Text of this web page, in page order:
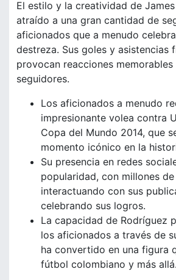
El estilo y la creatividad de
atraído a una gran cantidad de
aficionados que a menudo
destreza. Sus goles y asistencias
provocan reacciones memorables
seguidores.
Los aficionados a menudo
impresionante volea contra
Copa del Mundo 2014, que
momento icónico en la
Su presencia en redes
popularidad, con millones
interactuando con sus
celebrando sus logros.
La capacidad de Rodríguez
los aficionados a través de
ha convertido en una figura
fútbol colombiano y más allá.